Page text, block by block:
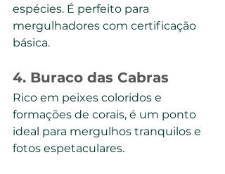
espécies. É perfeito para
mergulhadores com certificação
básica.
4. Buraco das Cabras
Rico em peixes coloridos e
formações de corais, é um ponto
ideal para mergulhos tranquilos e
fotos espetaculares.